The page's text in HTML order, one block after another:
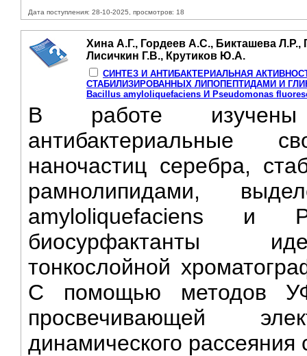
Дата поступления: 28-10-2025, просмотров: 18
Хина А.Г., Гордеев А.С., Бикташева
Лисичкин Г.В., Крутиков Ю.А.
СИНТЕЗ И АНТИБАКТЕРИАЛЬНАЯ
СТАБИЛИЗИРОВАННЫХ ЛИПОПЕПТИДАМИ И
Bacillus amyloliquefaciens И Pseudomonas
В работе изучены
антибактериальные
наночастиц серебра,
рамнолипидами,
amyloliquefaciens и
биосурфактанты
тонкослойной
С помощью методов УФ-
просвечивающей
динамического